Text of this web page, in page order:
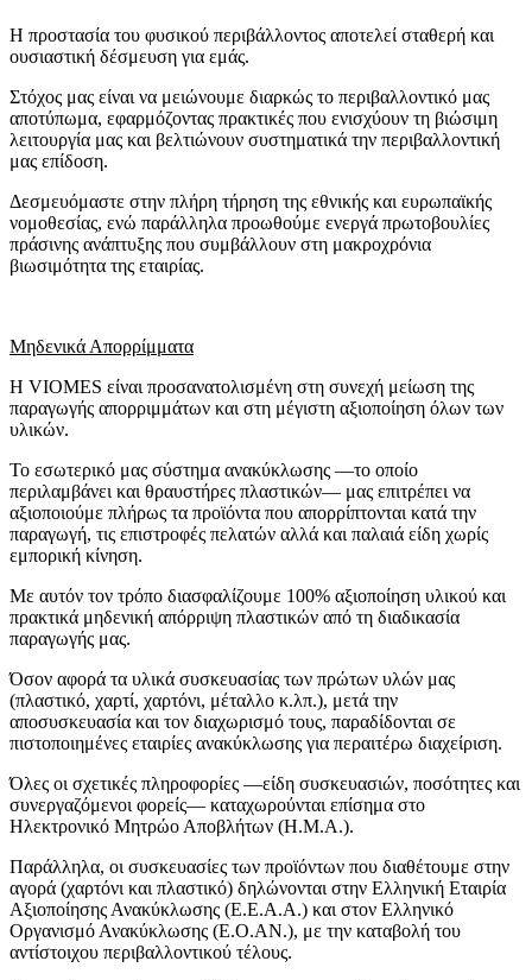
Η προστασία του φυσικού περιβάλλοντος αποτελεί σταθερή και
ουσιαστική δέσμευση για εμάς.
Στόχος μας είναι να μειώνουμε διαρκώς το περιβαλλοντικό μας
αποτύπωμα, εφαρμόζοντας πρακτικές που ενισχύουν τη βιώσιμη
λειτουργία μας και βελτιώνουν συστηματικά την περιβαλλοντική
μας επίδοση.
Δεσμευόμαστε στην πλήρη τήρηση της εθνικής και ευρωπαϊκής
νομοθεσίας, ενώ παράλληλα προωθούμε ενεργά πρωτοβουλίες
πράσινης ανάπτυξης που συμβάλλουν στη μακροχρόνια
βιωσιμότητα της εταιρίας.
Μηδενικά Απορρίμματα
Η VIOMES είναι προσανατολισμένη στη συνεχή μείωση της
παραγωγής απορριμμάτων και στη μέγιστη αξιοποίηση όλων των
υλικών.
Το εσωτερικό μας σύστημα ανακύκλωσης —το οποίο
περιλαμβάνει και θραυστήρες πλαστικών— μας επιτρέπει να
αξιοποιούμε πλήρως τα προϊόντα που απορρίπτονται κατά την
παραγωγή, τις επιστροφές πελατών αλλά και παλαιά είδη χωρίς
εμπορική κίνηση.
Με αυτόν τον τρόπο διασφαλίζουμε 100% αξιοποίηση υλικού και
πρακτικά μηδενική απόρριψη πλαστικών από τη διαδικασία
παραγωγής μας.
Όσον αφορά τα υλικά συσκευασίας των πρώτων υλών μας
(πλαστικό, χαρτί, χαρτόνι, μέταλλο κ.λπ.), μετά την
αποσυσκευασία και τον διαχωρισμό τους, παραδίδονται σε
πιστοποιημένες εταιρίες ανακύκλωσης για περαιτέρω διαχείριση.
Όλες οι σχετικές πληροφορίες —είδη συσκευασιών, ποσότητες και
συνεργαζόμενοι φορείς— καταχωρούνται επίσημα στο
Ηλεκτρονικό Μητρώο Αποβλήτων (Η.Μ.Α.).
Παράλληλα, οι συσκευασίες των προϊόντων που διαθέτουμε στην
αγορά (χαρτόνι και πλαστικό) δηλώνονται στην Ελληνική Εταιρία
Αξιοποίησης Ανακύκλωσης (Ε.Ε.Α.Α.) και στον Ελληνικό
Οργανισμό Ανακύκλωσης (Ε.Ο.ΑΝ.), με την καταβολή του
αντίστοιχου περιβαλλοντικού τέλους.